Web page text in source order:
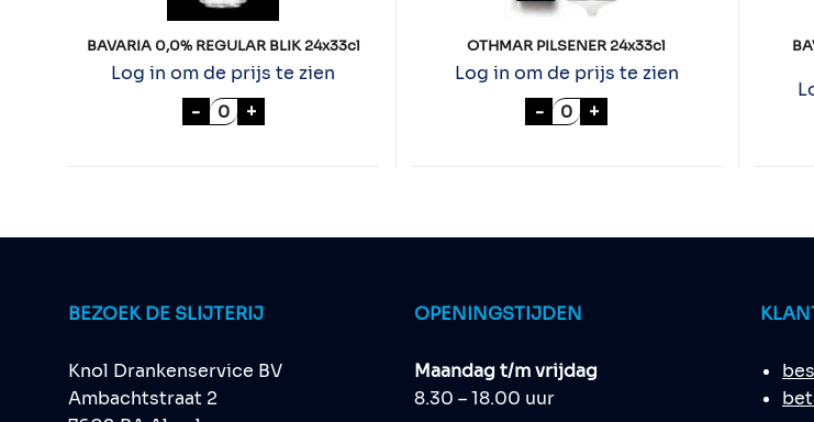
BAVARIA 0,0% REGULAR BLIK 24x33cl
Log in om de prijs te zien
- BAVARIA 0,0% REGULAR BLIK 24x33cl aantal
+
OTHMAR PILSENER 24x33cl
Log in om de prijs te zien
- OTHMAR PILSENER 24x33cl
+
BEZOEK DE SLIJTERIJ
Knol Drankenservice BV
Ambachtstraat 2
OPENINGSTIJDEN
Maandag t/m vrijdag
8.30 – 18.00 uur